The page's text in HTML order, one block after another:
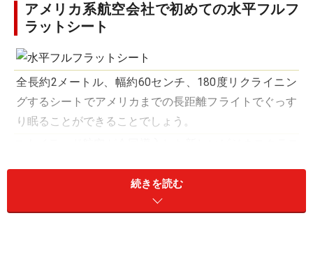
アメリカ系航空会社で初めての水平フルフ
ラットシート
全長約2メートル、幅約60センチ、180度リクライニン
グするシートでアメリカまでの長距離フライトでぐっす
り眠ることができることでしょう。
ては、全長約2メートル、幅約60センチとゆったりとし
た大型シートを採用し、アメリカ系の航空会社で初めて
続きを読む